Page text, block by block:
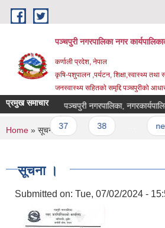
Skip to main content
पञ्चपुरी नगरपालिका नगर
कर्णाली प्रदेश, नेपाल
कृषि-पशुपालन ,पर्यटन, शिक्षा,स्वास्थ्य तथा
जनस्वास्थ्य सहितको समृद्दि पञ्चपुरीको
प्रमुख समाचार
सूचना । पञ्चपुरी नगरपालिका,
36 37 next ›
You are here
Home » सूचना ।
सूचना ।
Submitted on: Tue, 07/02/2024 -